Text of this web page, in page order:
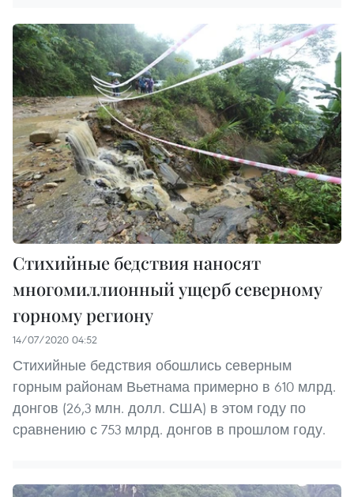
Стихийные бедствия наносят
многомиллионный ущерб северному
горному региону
14/07/2020 04:52
Стихийные бедствия обошлись северным
горным районам Вьетнама примерно в 610 млрд.
донгов (26,3 млн. долл. США) в этом году по
сравнению с 753 млрд. донгов в прошлом году.